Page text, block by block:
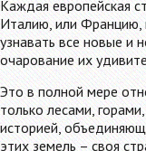
Каждая европейская
Италию, или Францию,
узнавать все новые и
очарование их
Это в полной мере
только лесами,
историей,
этих земель – своя